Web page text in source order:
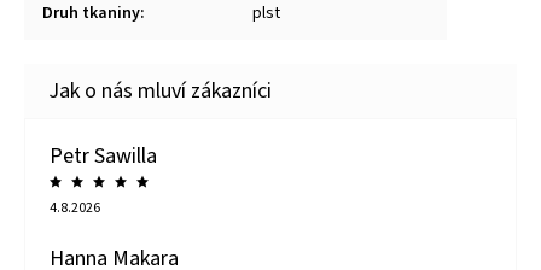
Druh tkaniny: plst
Petr Sawilla
4.8.2026
Hanna Makara